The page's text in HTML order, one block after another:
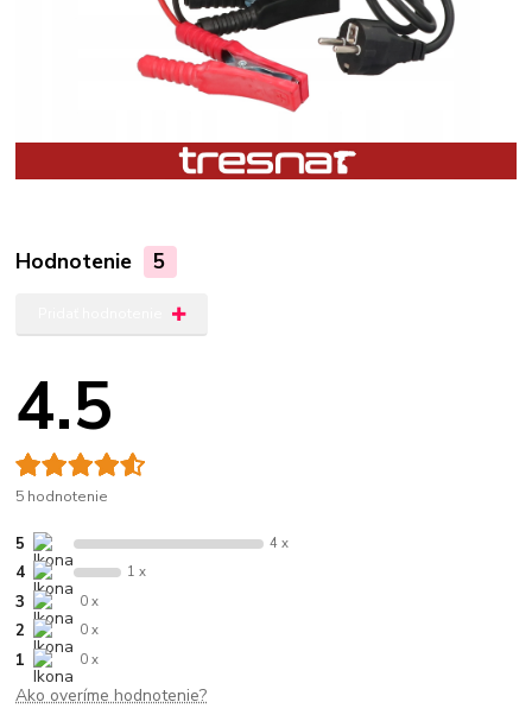
Hodnotenie 5
4.5
5 hodnotenie
5 4 x
4 1 x
3 0 x
2 0 x
1 0 x
Ako overíme hodnotenie?